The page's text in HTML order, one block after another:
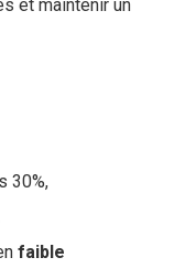
et maintenir un
30%,
faible